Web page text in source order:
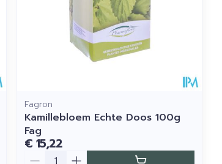
Fagron
Kamillebloem Echte Doos 100g
Fag
€ 15,22
Aantal